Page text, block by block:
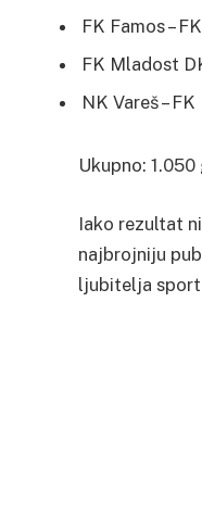
FK Famos –
FK Mladost
NK Vareš –
Ukupno:
Iako rezultat
najbrojniju
ljubitelja